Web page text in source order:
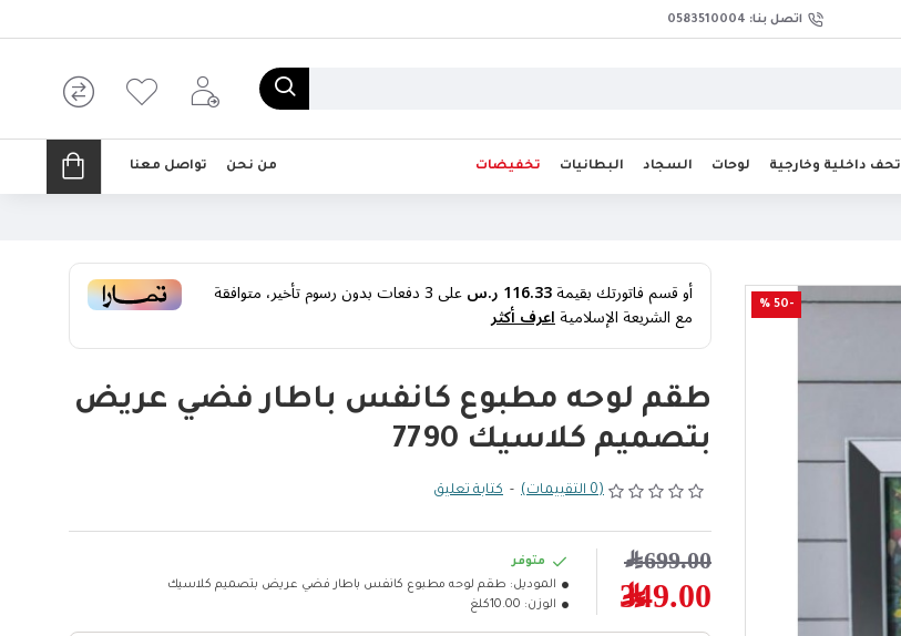
اتصل بنا: 0583510004
تحف داخلية وخارجية لوحات السجاد البطانيات تخفيضات من نحن تواصل معنا
-50 % أو قسم فاتورتك بقيمة116.33 ر.س على3دفعات بدون رسوم تأخير، متوافقة
مع الشريعة الإسلاميةاعرف أكثر
طقم لوحه مطبوع كانفس باطار فضي عريض
بتصميم كلاسيك 7790
(0 التقييمات) - كتابة تعليق
349.00﷼
699.00﷼
متوفر
الموديل: طقم لوحه مطبوع كانفس باطار فضي عريض بتصميم كلاسيك
الوزن: 10.00كلغ